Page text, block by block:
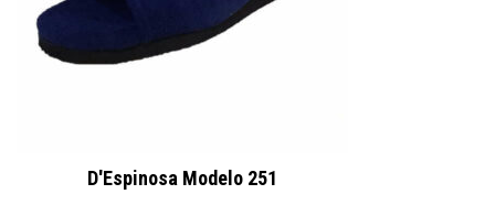
D'Espinosa Modelo 251